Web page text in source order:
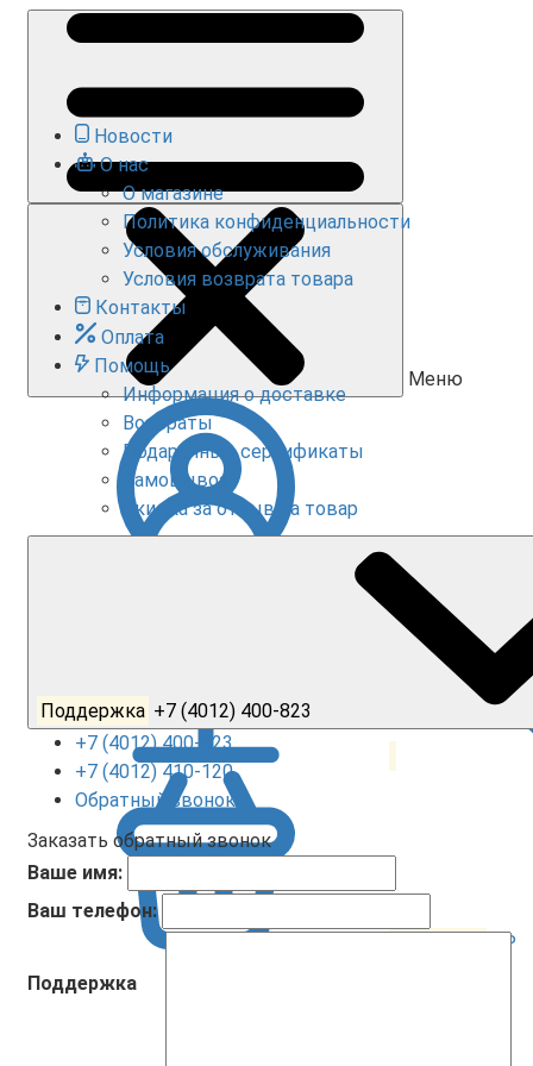
Меню
0 ₽
Поддержка
Новости
О нас
О магазине
Политика конфиденциальности
Условия обслуживания
Условия возврата товара
Контакты
Оплата
Помощь
Информация о доставке
Возвраты
Подарочные сертификаты
Самовывоз
Скидка за отзыв на товар
Поддержка +7 (4012) 400-823
+7 (4012) 400-823
+7 (4012) 410-120
Обратный звонок
Заказать обратный звонок
Ваше имя:
Ваш телефон: